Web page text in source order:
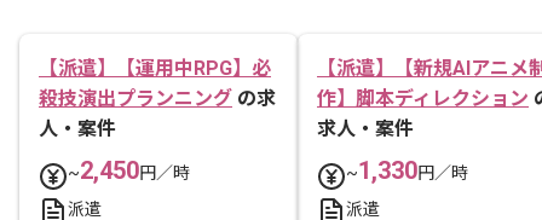
【派遣】【運用中RPG】必
殺技演出プランニング の求
人・案件
~2,450円／時
派遣
【派遣】【新規AIアニメ
作】脚本ディレクション
求人・案件
~1,330円／時
派遣